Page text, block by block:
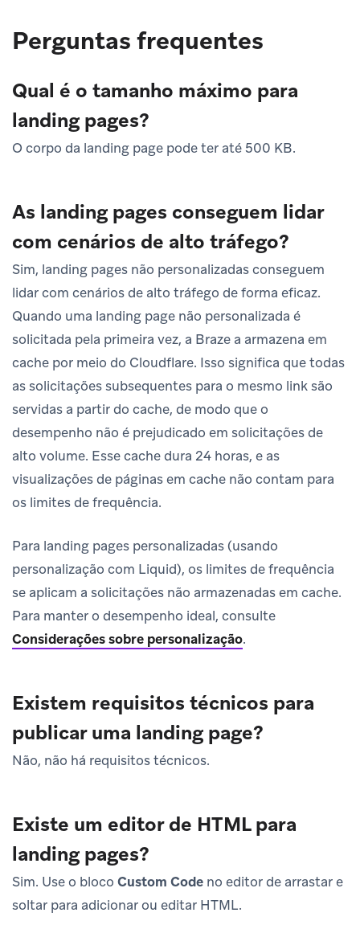
Perguntas frequentes
Qual é o tamanho máximo para
landing pages?
O corpo da landing page pode ter até 500 KB.
As landing pages conseguem lidar
com cenários de alto tráfego?
Sim, landing pages não personalizadas conseguem
lidar com cenários de alto tráfego de forma eficaz.
Quando uma landing page não personalizada é
solicitada pela primeira vez, a Braze a armazena em
cache por meio do Cloudflare. Isso significa que todas
as solicitações subsequentes para o mesmo link são
servidas a partir do cache, de modo que o
desempenho não é prejudicado em solicitações de
alto volume. Esse cache dura 24 horas, e as
visualizações de páginas em cache não contam para
os limites de frequência.
Para landing pages personalizadas (usando
personalização com Liquid), os limites de frequência
se aplicam a solicitações não armazenadas em cache.
Para manter o desempenho ideal, consulte
Considerações sobre personalização.
Existem requisitos técnicos para
publicar uma landing page?
Não, não há requisitos técnicos.
Existe um editor de HTML para
landing pages?
Sim. Use o bloco Custom Code no editor de arrastar e
soltar para adicionar ou editar HTML.